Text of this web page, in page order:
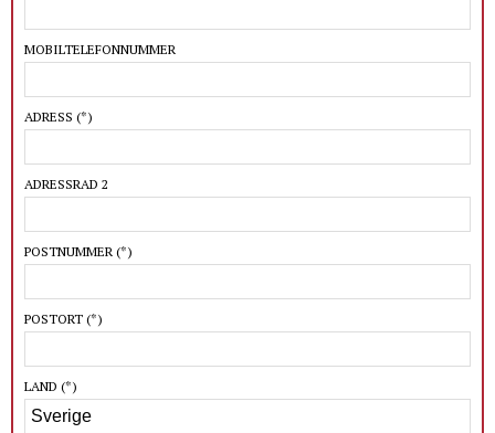
MOBILTELEFONNUMMER
ADRESS (*)
ADRESSRAD 2
POSTNUMMER (*)
POSTORT (*)
LAND (*)